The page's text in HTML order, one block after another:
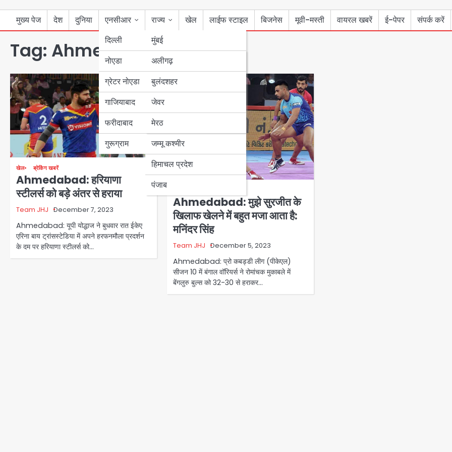
मुख्य पेज देश दुनिया
एनसीआर
दिल्ली
नोएडा
ग्रेटर नोएडा
गाजियाबाद
फरीदाबाद
गुरूग्राम
राज्य
मुंबई
उत्तर प्रदेश
अलीगढ़
बुलंदशहर
जेवर
मेरठ
बिहार
पंजाब
हरियाणा
जम्मू कश्मीर
हिमाचल प्रदेश
पंजाब
खेल लाईफ स्टाइल बिजनेस मूवी-मस्ती वायरल खबरें ई-पेपर संपर्क करें
Tag: Ahmedabad
खेल ब्रेकिंग खबरें
Ahmedabad: हरियाणा
स्टीलर्स को बड़े अंतर से हराया
Team JHJ December 7, 2023
Ahmedabad: यूपी योद्धाज ने बुधवार रात ईकेए
एरिना बाय ट्रांसस्टेडिया में अपने हरफनमौला प्रदर्शन
के दम पर हरियाणा स्टीलर्स को…
Ahmedabad: मुझे सुरजीत के
खिलाफ खेलने में बहुत मजा आता है:
मनिंदर सिंह
Team JHJ December 5, 2023
Ahmedabad: प्रो कबड्डी लीग (पीकेएल)
सीजन 10 में बंगाल वॉरियर्स ने रोमांचक मुकाबले में
बेंगलुरु बुल्स को 32-30 से हराकर…